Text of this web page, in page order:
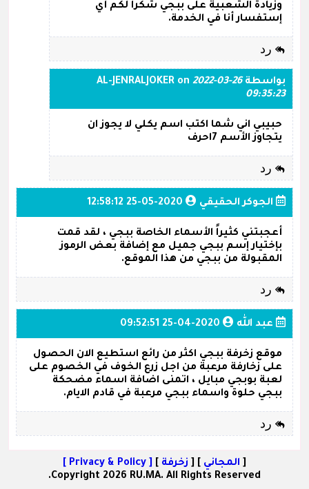
وزيادة الشعبية على ببجي شكرا لكم أي
إستفسار أنا في الخدمة.
رد
بواسطة AL-JENRALJOKER on 2022-03-26
09:35:23
حبيبي اني شما اكتب اسم يكلي لا يجوز ان
يتجاوز الأسم 7احرف
رد
الجوكر الحقيقي 2020-05-25 12:58:12
أعجبتني كثيراً الأسماء الخاصة ببجي ، لقد قمت
بإختيار إسم ببجي جميل مع إضافة بعض الرموز
المقبولة من ببجي من هذا الموقع.
رد
عبد الله 2020-04-25 09:52:51
موقع زخرفة ببجي اكثر من رائع استطيع الان الحصول
على زخارفة مرعبة من اجل زرع الخوف في الخصوم على
لعبة بوبجي مبايل ، اتمنى اضافة اسماء مضحكة
ببجي حلوة واسماء ببجي مرعبة في قادم الايام.
رد
[ المجاني ] [ زخرفة ]
[ Privacy & Policy ]
Copyright 2026 RU.MA. All Rights Reserved.